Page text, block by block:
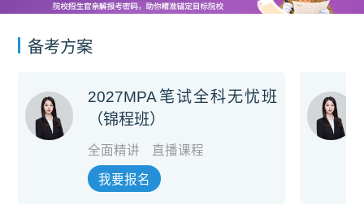
备考方案
2027MPA笔试全科无忧班
（锦程班）
全面精讲 直播课程
我要报名